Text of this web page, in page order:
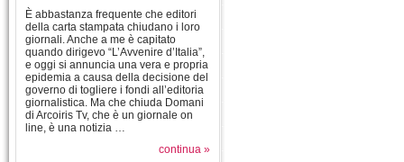
È abbastanza frequente che editori
della carta stampata chiudano i loro
giornali. Anche a me è capitato
quando dirigevo “L’Avvenire d’Italia”,
e oggi si annuncia una vera e propria
epidemia a causa della decisione del
governo di togliere i fondi all’editoria
giornalistica. Ma che chiuda Domani
di Arcoiris Tv, che è un giornale on
line, è una notizia …
continua »